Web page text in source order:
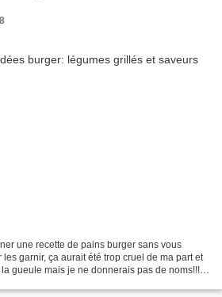
une recette de pains burger sans vous
garnir, ça aurait été trop cruel de ma part et
gueule mais je ne donnerais pas de noms!!!